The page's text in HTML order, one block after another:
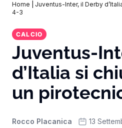
Home
Juventus-Inter, il Derby
4-3
CALCIO
Juventus-
d’Italia si
un
Rocco Placanica 13